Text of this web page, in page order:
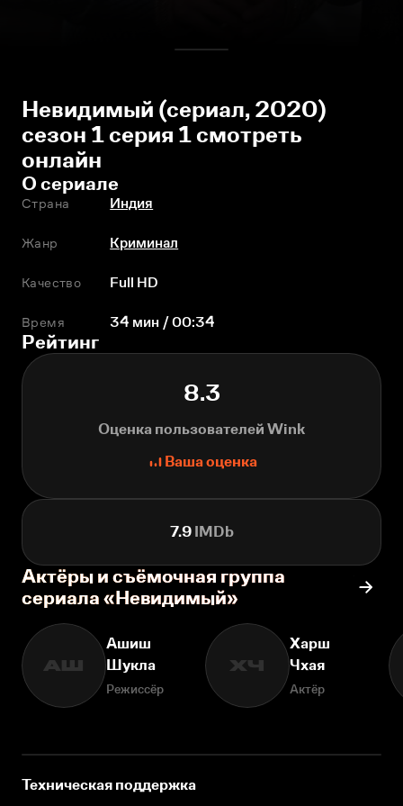
Невидимый (сериал, 2020)
сезон 1 серия 1 смотреть
онлайн
О сериале
Страна Индия
Жанр Криминал
Качество Full HD
Время 34 мин / 00:34
Рейтинг
8.3
Оценка пользователей Wink
Ваша оценка
7.9IMDb
Актёры и съёмочная группа
сериала «Невидимый»
АШ
Ашиш
Шукла
Режиссёр
ХЧ
Харш
Чхая
Актёр
Техническая поддержка